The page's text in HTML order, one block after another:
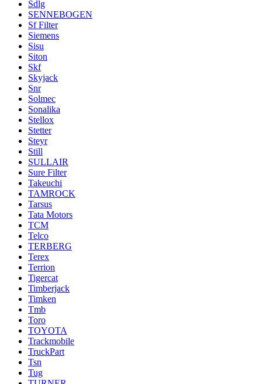
Sdlg
SENNEBOGEN
Sf Filter
Siemens
Sisu
Siton
Skf
Skyjack
Snr
Solmec
Sonalika
Stellox
Stetter
Steyr
Still
SULLAIR
Sure Filter
Takeuchi
TAMROCK
Tarsus
Tata Motors
TCM
Telco
TERBERG
Terex
Terrion
Tigercat
Timberjack
Timken
Tmb
Toro
TOYOTA
Trackmobile
TruckPart
Tsn
Tug